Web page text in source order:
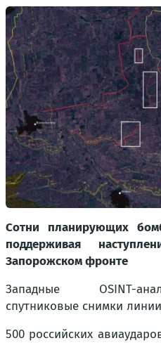
Сотни планирующих
поддерживая
Запорожском фронте
Западные OSINT-
спутниковые снимки
500 российских